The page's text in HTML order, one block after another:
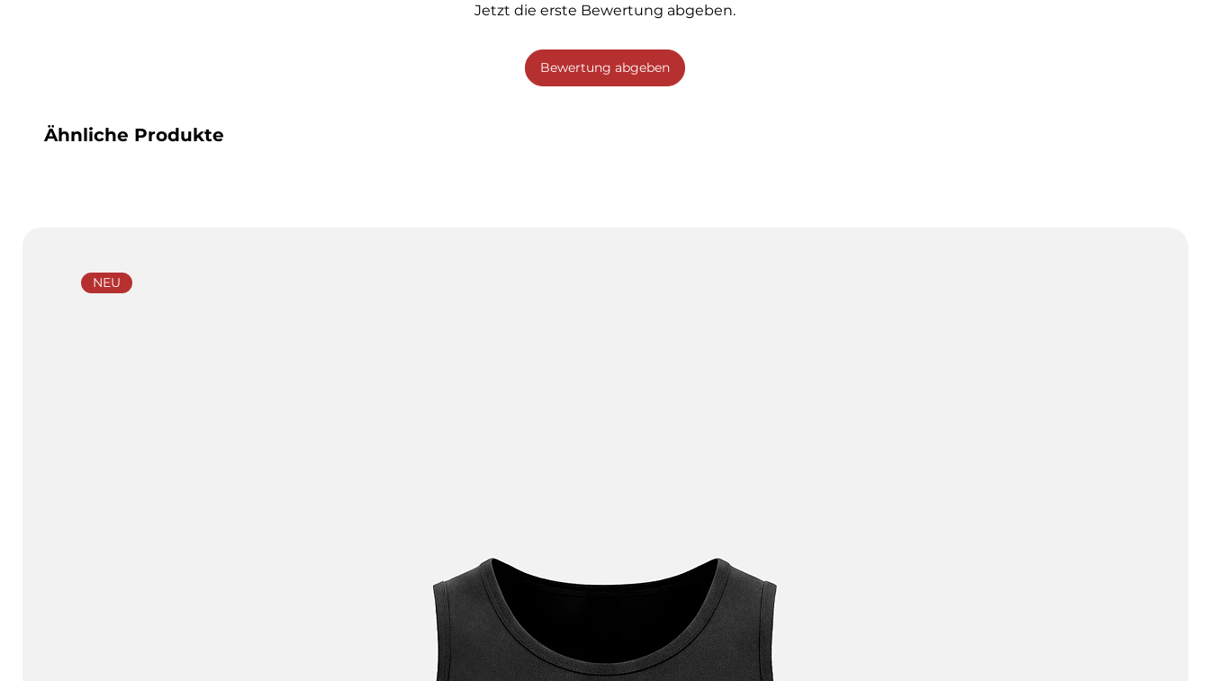
Jetzt die erste Bewertung abgeben.
Bewertung abgeben
Ähnliche Produkte
NEU